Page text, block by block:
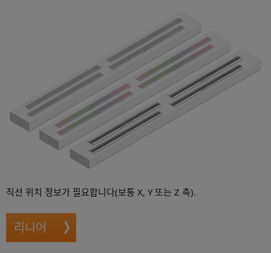
직선 위치 정보가 필요합니다(보통 X, Y 또는 Z 축).
리니어